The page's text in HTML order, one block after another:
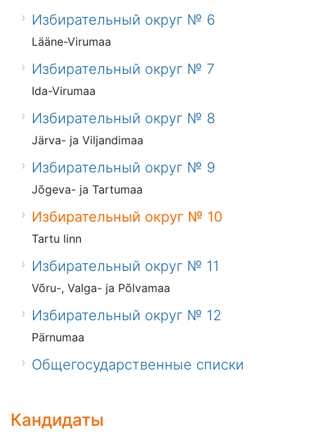
Избирательный округ № 6
Lääne-Virumaa
Избирательный округ № 7
Ida-Virumaa
Избирательный округ № 8
Järva- ja Viljandimaa
Избирательный округ № 9
Jõgeva- ja Tartumaa
Избирательный округ № 10
Tartu linn
Избирательный округ № 11
Võru-, Valga- ja Põlvamaa
Избирательный округ № 12
Pärnumaa
Общегосударственные списки
Кандидаты